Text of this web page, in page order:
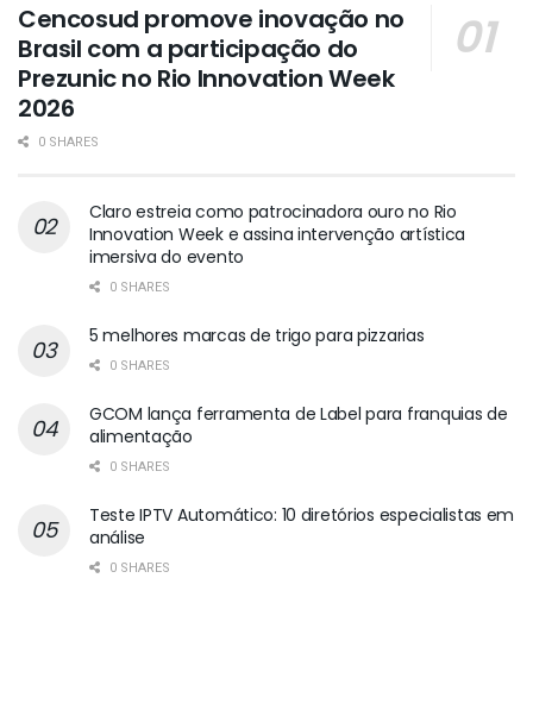
Cencosud promove inovação no
Brasil com a participação do
Prezunic no Rio Innovation Week
2026
0 SHARES
Claro estreia como patrocinadora ouro no Rio
Innovation Week e assina intervenção artística
imersiva do evento
0 SHARES
5 melhores marcas de trigo para pizzarias
0 SHARES
GCOM lança ferramenta de Label para franquias de
alimentação
0 SHARES
Teste IPTV Automático: 10 diretórios especialistas em
análise
0 SHARES